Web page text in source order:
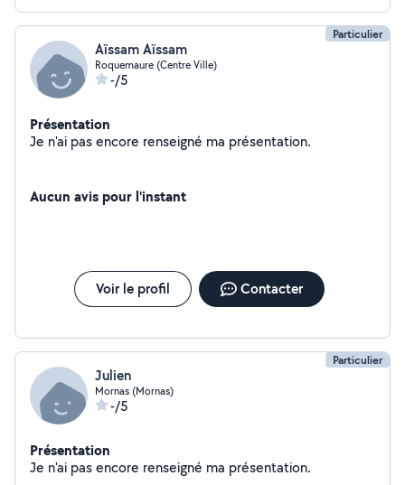
Particulier
Aïssam Aïssam
Roquemaure (Centre Ville)
-/5
Présentation
Je n'ai pas encore renseigné ma présentation.
Aucun avis pour l'instant
Voir le profil Contacter
Particulier
Julien
Mornas (Mornas)
-/5
Présentation
Je n'ai pas encore renseigné ma présentation.